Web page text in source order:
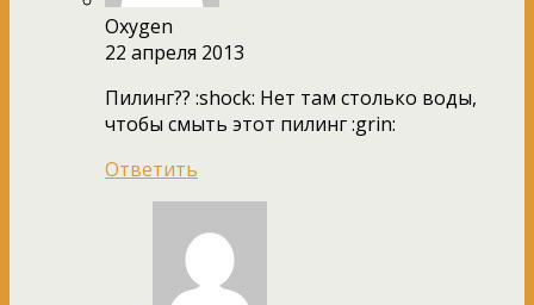
Oxygen
22 апреля 2013
Пилинг?? :shock: Нет там столько воды,
чтобы смыть этот пилинг :grin:
Ответить